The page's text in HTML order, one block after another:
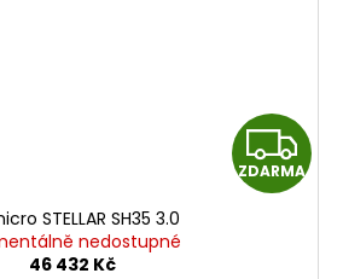
Z
D
ZDARMA
STELLAR SH35 3.0
nedostupné
46 432 Kč